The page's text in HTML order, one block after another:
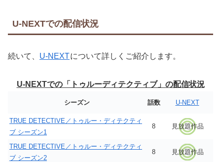
U-NEXTでの配信状況
続いて、 U-NEXTについて詳しくご紹介します。
U-NEXTでの「トゥルーディテクティブ」の配信状況
シーズン 話数 U-NEXT
TRUE DETECTIVE／トゥルー・ディテクティ
ブ シーズン1
8 見放題作品
TRUE DETECTIVE／トゥルー・ディテクティ
ブ シーズン2
8 見放題作品